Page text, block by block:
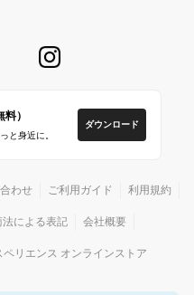
）
と身近に。
ダウンロード
わせ ご利用ガイド 利用規約
法による表記 会社概要
ペリエンス オンラインストア